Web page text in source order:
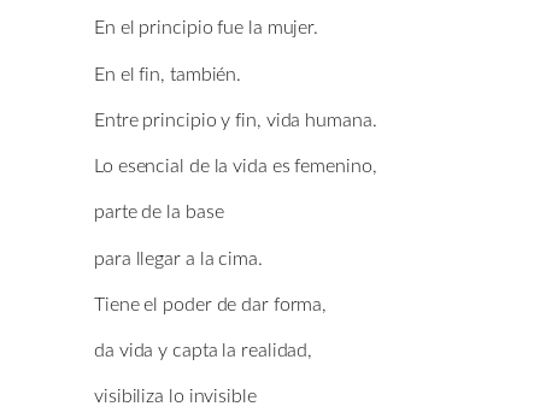
En el principio fue la mujer.
En el fin, también.
Entre principio y fin, vida humana.
Lo esencial de la vida es femenino,
parte de la base
para llegar a la cima.
Tiene el poder de dar forma,
da vida y capta la realidad,
visibiliza lo invisible